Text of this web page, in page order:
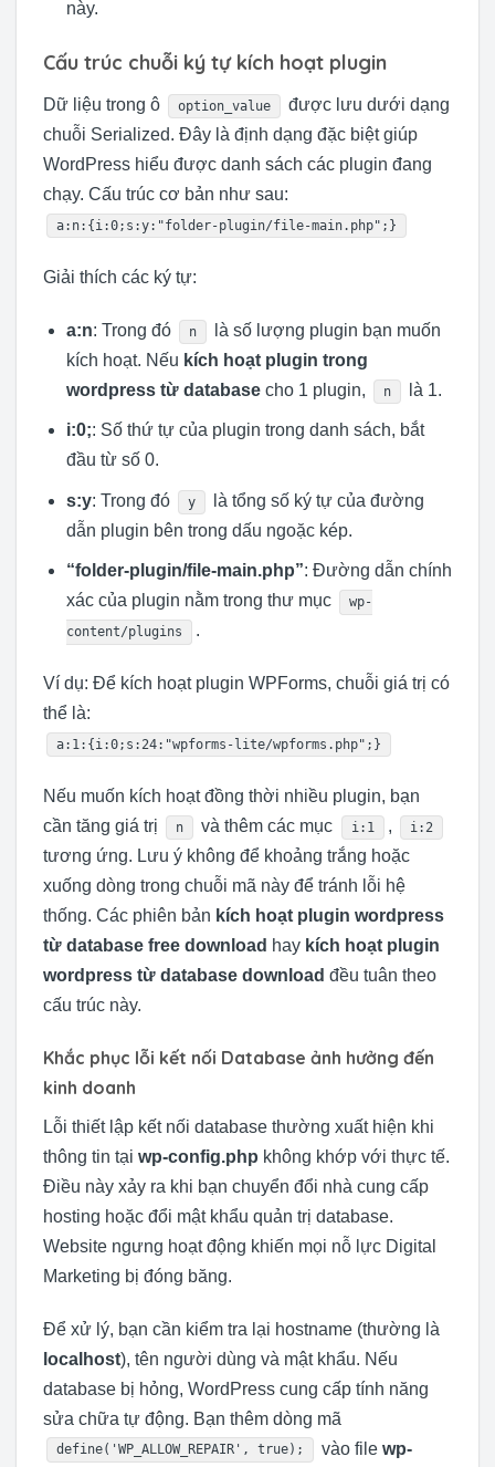
này.
Cấu trúc chuỗi ký tự kích hoạt plugin
Dữ liệu trong ô option_value
được lưu dưới dạng
chuỗi Serialized. Đây là định dạng đặc biệt giúp
WordPress hiểu được danh sách các plugin đang
chạy. Cấu trúc cơ bản như sau:
a:n:{i:0;s:y:"folder-plugin/file-main.php";}
Giải thích các ký tự:
a:n: Trong đó n
là số lượng plugin bạn muốn
kích hoạt. Nếu kích hoạt plugin trong
wordpress từ databasecho 1 plugin, n là 1.
i:0;: Số thứ tự của plugin trong danh sách, bắt
đầu từ số 0.
s:y: Trong đó y
là tổng số ký tự của đường
dẫn plugin bên trong dấu ngoặc kép.
“folder-plugin/file-main.php”: Đường dẫn chính
xác của plugin nằm trong thư mục
wp-
content/plugins
.
Ví dụ: Để kích hoạt plugin WPForms, chuỗi giá trị có
thể là:
a:1:{i:0;s:24:"wpforms-lite/wpforms.php";}
Nếu muốn kích hoạt đồng thời nhiều plugin, bạn
cần tăng giá trị
n và thêm các mục i:1 , i:2
tương ứng. Lưu ý không để khoảng trắng hoặc
xuống dòng trong chuỗi mã này để tránh lỗi hệ
thống. Các phiên bản kích hoạt plugin wordpress
từ database free download hay kích hoạt plugin
wordpress từ database download đều tuân theo
cấu trúc này.
Khắc phục lỗi kết nối Database ảnh hưởng đến
kinh doanh
Lỗi thiết lập kết nối database thường xuất hiện khi
thông tin tại wp-config.php không khớp với thực tế.
Điều này xảy ra khi bạn chuyển đổi nhà cung cấp
hosting hoặc đổi mật khẩu quản trị database.
Website ngưng hoạt động khiến mọi nỗ lực Digital
Marketing bị đóng băng.
Để xử lý, bạn cần kiểm tra lại hostname (thường là
localhost), tên người dùng và mật khẩu. Nếu
database bị hỏng, WordPress cung cấp tính năng
sửa chữa tự động. Bạn thêm dòng mã
define('WP_ALLOW_REPAIR', true); vào filewp-